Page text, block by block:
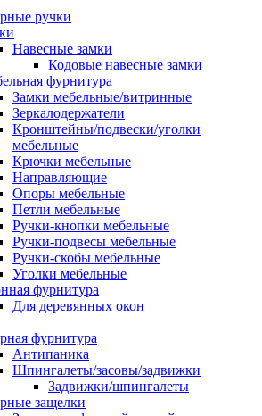
ручки
Навесные замки
Кодовые навесные замки
фурнитура
Замки мебельные/витринные
Зеркалодержатели
Кронштейны/подвески/уголки
мебельные
Крючки мебельные
Направляющие
Опоры мебельные
Петли мебельные
Ручки-кнопки мебельные
Ручки-подвесы мебельные
Ручки-скобы мебельные
Уголки мебельные
фурнитура
Для деревянных окон
фурнитура
Антипаника
Шпингалеты/засовы/задвижки
Задвижки/шпингалеты
защелки